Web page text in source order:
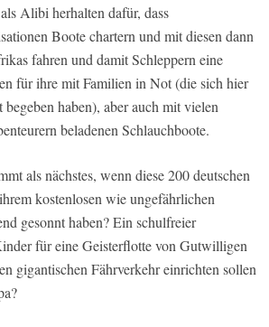
Alibi herhalten dafür, dass
Boote chartern und mit diesen dann
fahren und damit Schleppern eine
für ihre mit Familien in Not (die sich hier
haben), aber auch mit vielen
beladenen Schlauchboote.
als nächstes, wenn diese 200 deutschen
kostenlosen wie ungefährlichen
gesonnt haben? Ein schulfreier
für eine Geisterflotte von Gutwilligen
gigantischen Fährverkehr einrichten sollen